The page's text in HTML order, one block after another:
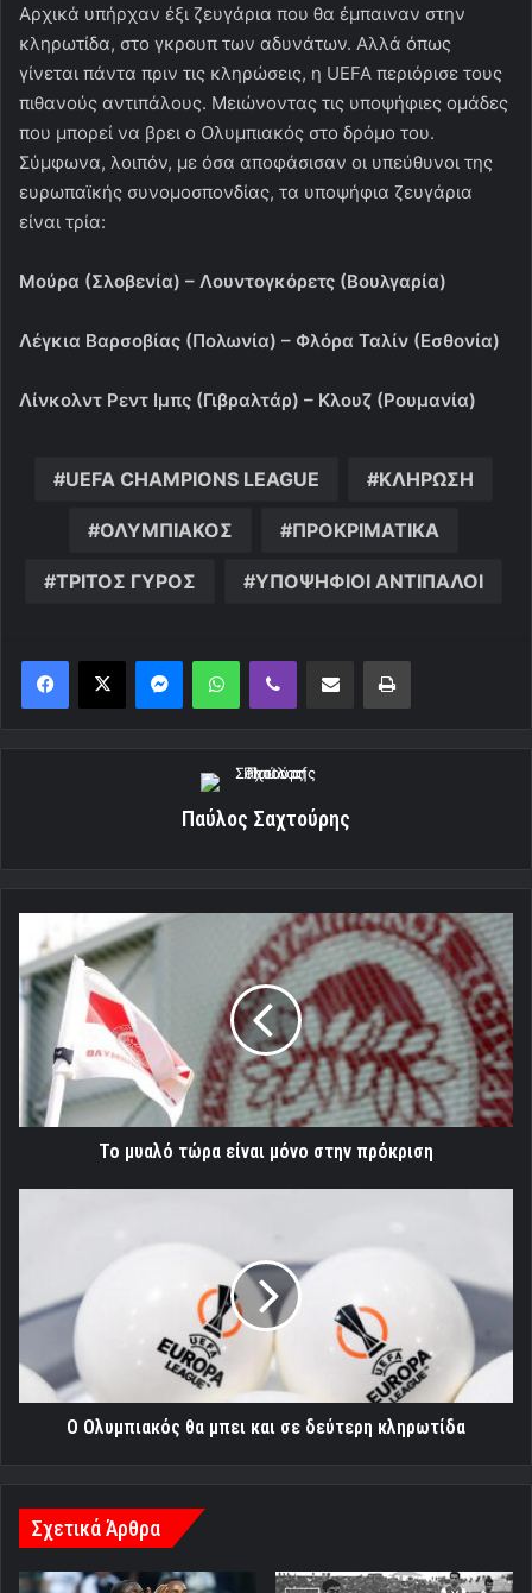
Αρχικά υπήρχαν έξι ζευγάρια που θα έμπαιναν στην
κληρωτίδα, στο γκρουπ των αδυνάτων. Αλλά όπως
γίνεται πάντα πριν τις κληρώσεις, η UEFA περιόρισε τους
πιθανούς αντιπάλους. Μειώνοντας τις υποψήφιες ομάδες
που μπορεί να βρει ο Ολυμπιακός στο δρόμο του.
Σύμφωνα, λοιπόν, με όσα αποφάσισαν οι υπεύθυνοι της
ευρωπαϊκής συνομοσπονδίας, τα υποψήφια ζευγάρια
είναι τρία:
Μούρα (Σλοβενία) – Λουντογκόρετς (Βουλγαρία)
Λέγκια Βαρσοβίας (Πολωνία) – Φλόρα Ταλίν (Εσθονία)
Λίνκολντ Ρεντ Ιμπς (Γιβραλτάρ) – Κλουζ (Ρουμανία)
UEFA CHAMPIONS LEAGUE ΚΛΗΡΩΣΗ
ΟΛΥΜΠΙΑΚΟΣ ΠΡΟΚΡΙΜΑΤΙΚΑ
ΤΡΙΤΟΣ ΓΥΡΟΣ ΥΠΟΨΗΦΙΟΙ ΑΝΤΙΠΑΛΟΙ
MessengerWhatsAppViber Κοινοποίηση μέσω ηλεκτρονικού ταχυδρομείουΕκτύπωση
Παύλος Σαχτούρης
μυαλό
τώρα
είναι
πρόκριση
Το μυαλό τώρα είναι μόνο στην πρόκριση
σε
κληρωτίδα
Ο Ολυμπιακός θα μπει και σε δεύτερη κληρωτίδα
Σχετικά Άρθρα